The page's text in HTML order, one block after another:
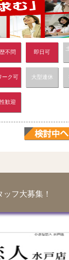
不問 即日可
ーク可 大型連休
歓迎
フ大募集！